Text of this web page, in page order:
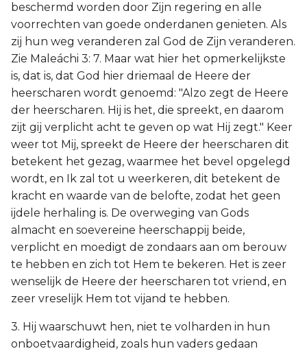
beschermd worden door Zijn regering en alle
voorrechten van goede onderdanen genieten. Als
zij hun weg veranderen zal God de Zijn veranderen.
Zie Maleáchi 3: 7. Maar wat hier het opmerkelijkste
is, dat is, dat God hier driemaal de Heere der
heerscharen wordt genoemd: "Alzo zegt de Heere
der heerscharen. Hij is het, die spreekt, en daarom
zijt gij verplicht acht te geven op wat Hij zegt." Keer
weer tot Mij, spreekt de Heere der heerscharen dit
betekent het gezag, waarmee het bevel opgelegd
wordt, en Ik zal tot u weerkeren, dit betekent de
kracht en waarde van de belofte, zodat het geen
ijdele herhaling is. De overweging van Gods
almacht en soevereine heerschappij beide,
verplicht en moedigt de zondaars aan om berouw
te hebben en zich tot Hem te bekeren. Het is zeer
wenselijk de Heere der heerscharen tot vriend, en
zeer vreselijk Hem tot vijand te hebben.
3. Hij waarschuwt hen, niet te volharden in hun
onboetvaardigheid, zoals hun vaders gedaan